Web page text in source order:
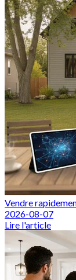
Vendre
2026-08-07
Lire l'article